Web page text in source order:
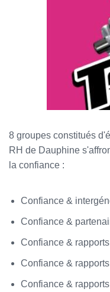
8 groupes constitués
RH de Dauphine
la confiance :
Confiance &
Confiance &
Confiance &
Confiance &
Confiance &